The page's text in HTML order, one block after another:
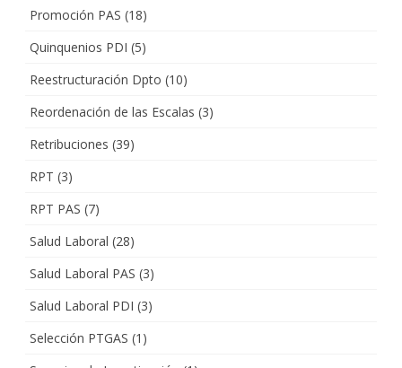
Promoción PAS (18)
Quinquenios PDI (5)
Reestructuración Dpto (10)
Reordenación de las Escalas (3)
Retribuciones (39)
RPT (3)
RPT PAS (7)
Salud Laboral (28)
Salud Laboral PAS (3)
Salud Laboral PDI (3)
Selección PTGAS (1)